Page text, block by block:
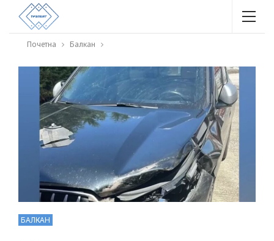
Почетна Балкан
БАЛКАН